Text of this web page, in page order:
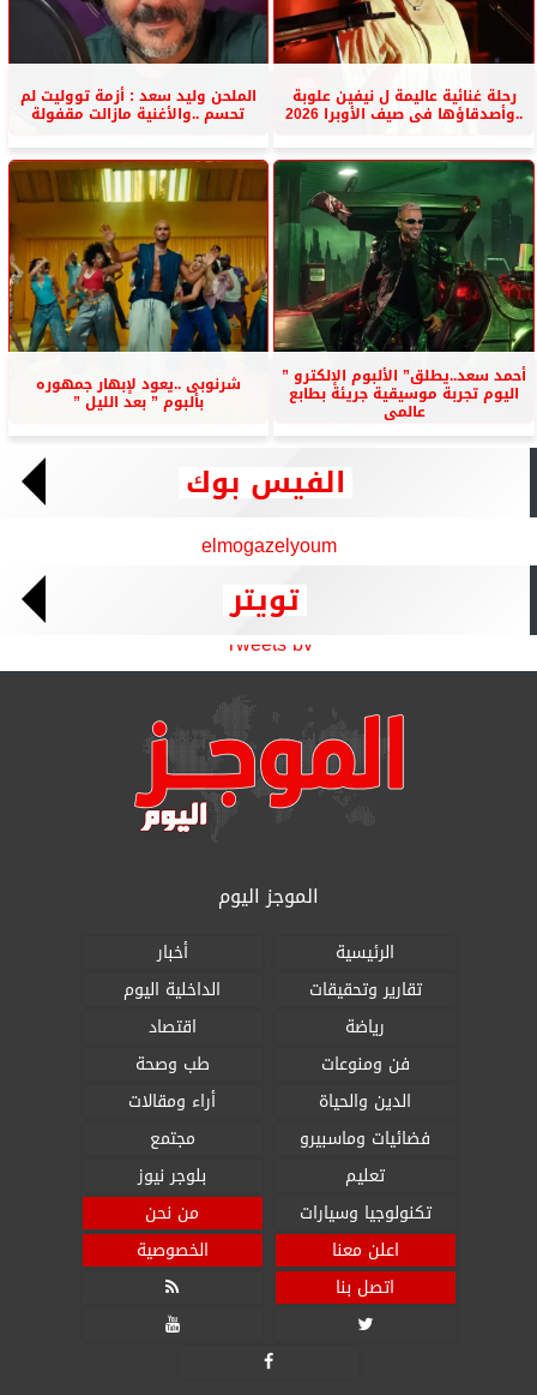
رحلة غنائية عاليمة ل نيفين علوبة
..وأصدقاؤها فى صيف الأوبرا 2026
الملحن وليد سعد : أزمة تووليت لم
تحسم ..والأغنية مازالت مقفولة
أحمد سعد..يطلق” الألبوم الإلكترو ”
اليوم تجربة موسيقية جريئة بطابع
عالمى
شرنوبى ..يعود لإبهار جمهوره
بألبوم ” بعد الليل ”
الفيس بوك
elmogazelyoum
تويتر
Tweets by
الموجز اليوم
الرئيسية
أخبار
تقارير وتحقيقات
الداخلية اليوم
رياضة
اقتصاد
فن ومنوعات
طب وصحة
الدين والحياة
أراء ومقالات
فضائيات وماسبيرو
مجتمع
تعليم
بلوجر نيوز
تكنولوجيا وسيارات
من نحن
اعلن معنا
الخصوصية
اتصل بنا



